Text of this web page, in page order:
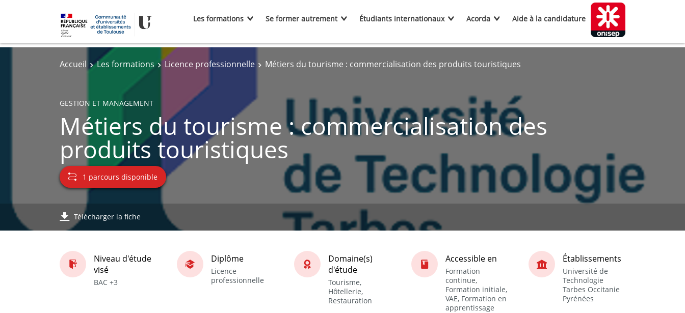
Les formations Se former autrement Étudiants internationaux Acorda Aide à la candidature
Accueil Les formations Licence professionnelle Métiers du tourisme : commercialisation des produits touristiques
GESTION ET MANAGEMENT
Métiers du tourisme : commercialisation des
produits touristiques
1 parcours disponible
Télécharger la fiche
Niveau d'étude
visé
BAC +3
Diplôme
Licence
professionnelle
Domaine(s)
d'étude
Tourisme,
Hôtellerie,
Restauration
Accessible en
Formation
continue,
Formation initiale,
VAE, Formation en
apprentissage
Établissements
Université de
Technologie
Tarbes Occitanie
Pyrénées